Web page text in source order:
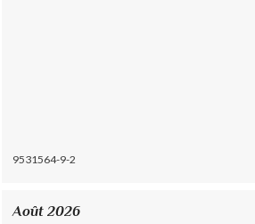
9531564-9-2
Août 2026